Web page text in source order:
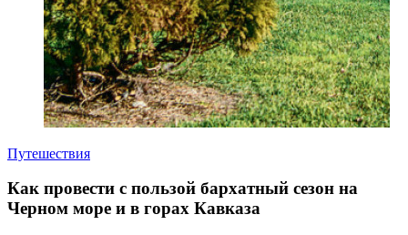
Путешествия
Как провести с пользой бархатный сезон на
Черном море и в горах Кавказа